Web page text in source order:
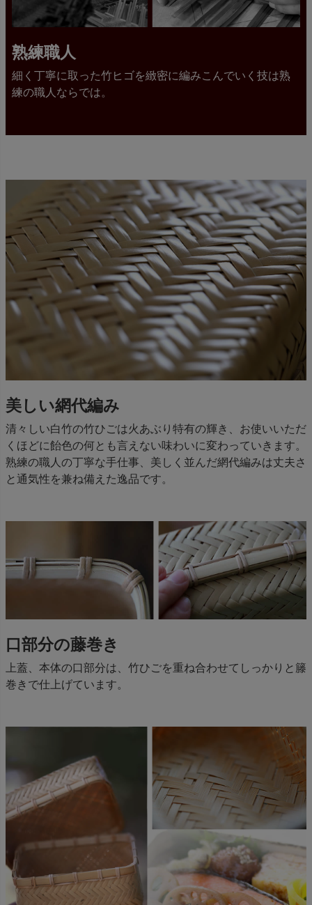
熟練職人
細く丁寧に取った竹ヒゴを緻密に編みこんでいく技は熟
練の職人ならでは。
美しい網代編み
清々しい白竹の竹ひごは火あぶり特有の輝き、お使いいただ
くほどに飴色の何とも言えない味わいに変わっていきます。
熟練の職人の丁寧な手仕事、美しく並んだ網代編みは丈夫さ
と通気性を兼ね備えた逸品です。
口部分の藤巻き
上蓋、本体の口部分は、竹ひごを重ね合わせてしっかりと籐
巻きで仕上げています。